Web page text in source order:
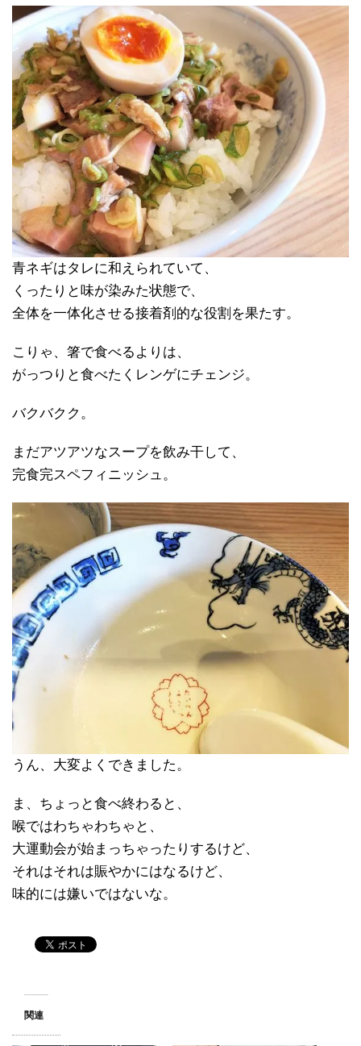
青ネギはタレに和えられていて、
くったりと味が染みた状態で、
全体を一体化させる接着剤的な役割を果たす。
こりゃ、箸で食べるよりは、
がっつりと食べたくレンゲにチェンジ。
バクバクク。
まだアツアツなスープを飲み干して、
完食完スペフィニッシュ。
うん、大変よくできました。
ま、ちょっと食べ終わると、
喉ではわちゃわちゃと、
大運動会が始まっちゃったりするけど、
それはそれは賑やかにはなるけど、
味的には嫌いではないな。
関連